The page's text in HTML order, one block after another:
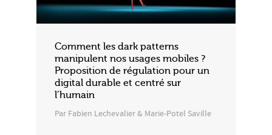
Comment les dark patterns
manipulent nos usages mobiles ?
Proposition de régulation pour un
digital durable et centré sur
l’humain
Par Fabien Lechevalier & Marie-Potel Saville